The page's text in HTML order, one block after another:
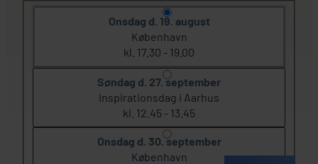
Onsdag d. 19. august
København
kl. 17.30 - 19.00
Søndag d. 27. september
Inspirationsdag i Aarhus
kl. 12.45 - 13.45
Onsdag d. 30. september
København